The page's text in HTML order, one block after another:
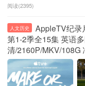
阅读(2395)
人文历史
AppleTV纪录
第1-2季全15集 英语
清/2160P/MKV/108G